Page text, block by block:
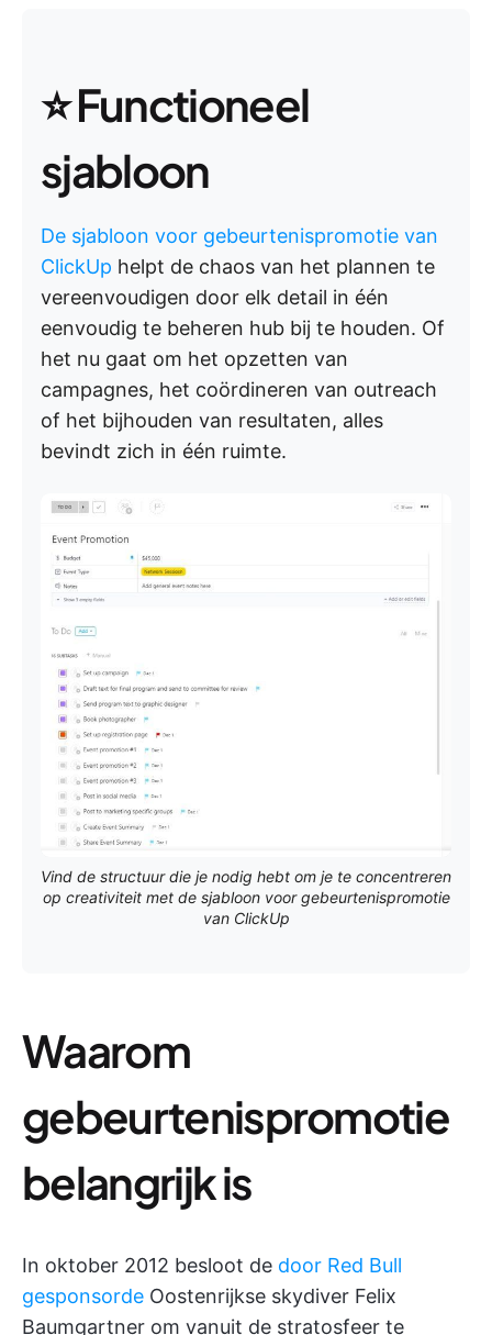
⭐ Functioneel
sjabloon
De sjabloon voor gebeurtenispromotie van
ClickUp helpt de chaos van het plannen te
vereenvoudigen door elk detail in één
eenvoudig te beheren hub bij te houden. Of
het nu gaat om het opzetten van
campagnes, het coördineren van outreach
of het bijhouden van resultaten, alles
bevindt zich in één ruimte.
Vind de structuur die je nodig hebt om je te concentreren
op creativiteit met de sjabloon voor gebeurtenispromotie
van ClickUp
Waarom
gebeurtenispromotie
belangrijk is
In oktober 2012 besloot de door Red Bull
gesponsorde Oostenrijkse skydiver Felix
Baumgartner om vanuit de stratosfeer te